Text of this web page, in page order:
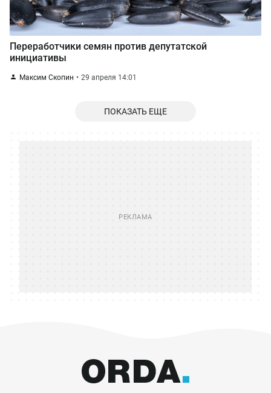
Переработчики семян против депутатской
инициативы
Максим Скопин 29 апреля 14:01
ПОКАЗАТЬ ЕЩЕ